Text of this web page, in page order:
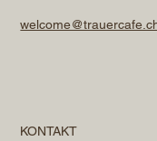
KONTAKT